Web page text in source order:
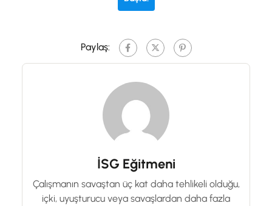
Paylaş:
İSG Eğitmeni
Çalışmanın savaştan üç kat daha tehlikeli olduğu,
içki, uyuşturucu veya savaşlardan daha fazla